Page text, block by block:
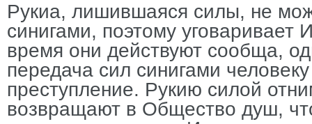
Рукиа, лишившаяся силы, не
синигами, поэтому уговаривает
время они действуют сообща,
передача сил синигами
преступление. Рукию силой
возвращают в Общество душ,